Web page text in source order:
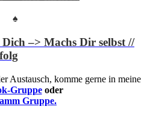
♠
–> Machs Dir selbst //
Austausch, komme gerne in meine
Gruppeoder
Gruppe.